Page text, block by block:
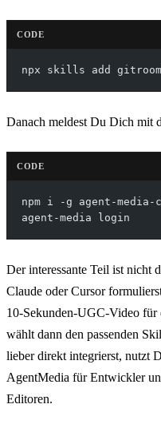
CODE
npx skills add
Danach meldest Du Dich mit
CODE
npm i -g agent-media-
agent-media login
Der interessante Teil ist nicht
Claude oder Cursor
10-Sekunden-UGC-Video für
wählt dann den passenden
lieber direkt integrierst, nutzt
AgentMedia für Entwickler
Editoren.